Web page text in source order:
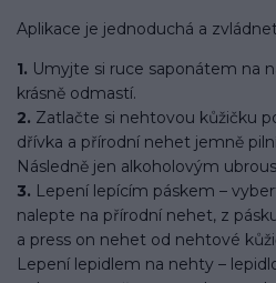
Aplikace je jednoduchá a
1. Umyjte si ruce saponátem na
krásně odmastí.
2. Zatlačte si nehtovou kůžičku
dřívka a přírodní nehet jemně
Následně jen alkoholovým
3. Lepení lepícím páskem –
nalepte na přírodní nehet, z
a press on nehet od nehtové
Lepení lepidlem na nehty –